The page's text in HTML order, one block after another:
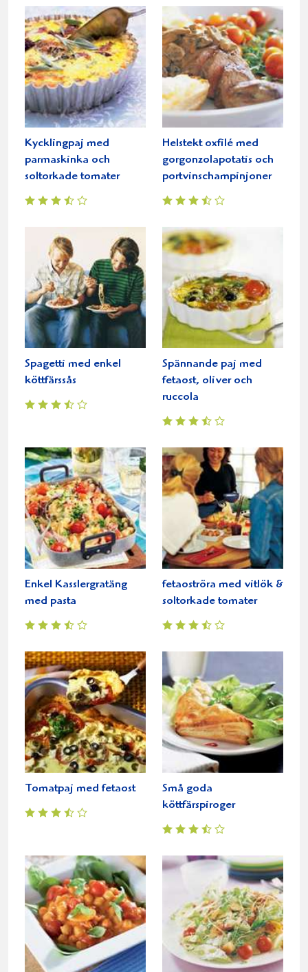
Kycklingpaj med
parmaskinka och
soltorkade tomater
Helstekt oxfilé med
gorgonzolapotatis och
portvinschampinjoner
Spagetti med enkel
köttfärssås
Spännande paj med
fetaost, oliver och
ruccola
Enkel Kasslergratäng
med pasta
fetaoströra med vitlök &
soltorkade tomater
Tomatpaj med fetaost
Små goda
köttfärspiroger